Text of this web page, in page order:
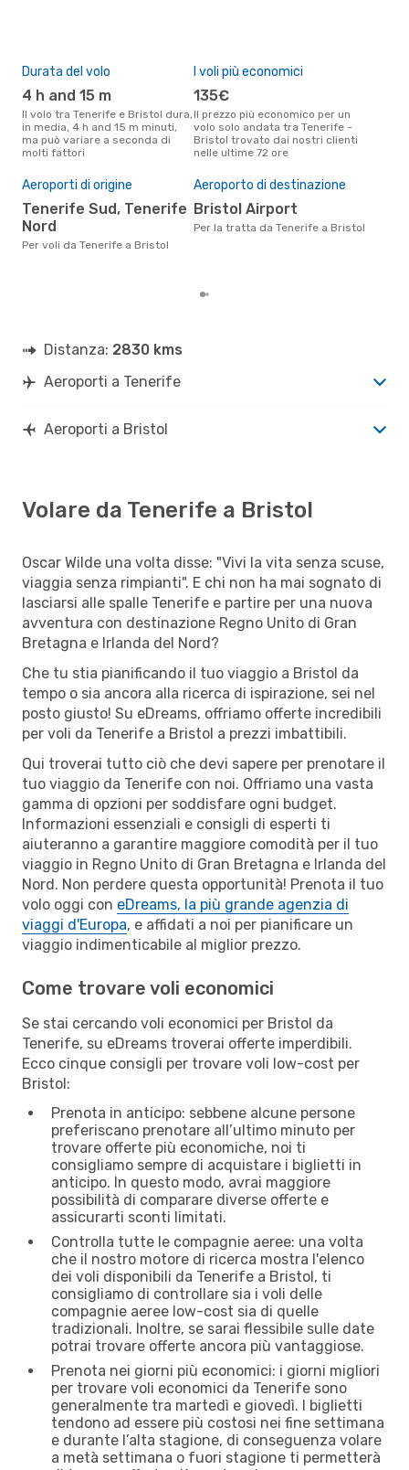
Durata del volo
4 h and 15 m
Il volo tra Tenerife e Bristol dura,
in media, 4 h and 15 m minuti,
ma può variare a seconda di
molti fattori
I voli più economici
135€
Il prezzo più economico per un
volo solo andata tra Tenerife -
Bristol trovato dai nostri clienti
nelle ultime 72 ore
Aeroporti di origine
Tenerife Sud, Tenerife
Nord
Per voli da Tenerife a Bristol
Aeroporto di destinazione
Bristol Airport
Per la tratta da Tenerife a Bristol
Distanza: 2830 kms
Aeroporti a Tenerife
Aeroporti a Bristol
Volare da Tenerife a Bristol
Oscar Wilde una volta disse: "Vivi la vita senza scuse,
viaggia senza rimpianti". E chi non ha mai sognato di
lasciarsi alle spalle Tenerife e partire per una nuova
avventura con destinazione Regno Unito di Gran
Bretagna e Irlanda del Nord?
Che tu stia pianificando il tuo viaggio a Bristol da
tempo o sia ancora alla ricerca di ispirazione, sei nel
posto giusto! Su eDreams, offriamo offerte incredibili
per voli da Tenerife a Bristol a prezzi imbattibili.
Qui troverai tutto ciò che devi sapere per prenotare il
tuo viaggio da Tenerife con noi. Offriamo una vasta
gamma di opzioni per soddisfare ogni budget.
Informazioni essenziali e consigli di esperti ti
aiuteranno a garantire maggiore comodità per il tuo
viaggio in Regno Unito di Gran Bretagna e Irlanda del
Nord. Non perdere questa opportunità! Prenota il tuo
volo oggi con eDreams, la più grande agenzia di
viaggi d'Europa, e affidati a noi per pianificare un
viaggio indimenticabile al miglior prezzo.
Come trovare voli economici
Se stai cercando voli economici per Bristol da
Tenerife, su eDreams troverai offerte imperdibili.
Ecco cinque consigli per trovare voli low-cost per
Bristol:
Prenota in anticipo: sebbene alcune persone
preferiscano prenotare all’ultimo minuto per
trovare offerte più economiche, noi ti
consigliamo sempre di acquistare i biglietti in
anticipo. In questo modo, avrai maggiore
possibilità di comparare diverse offerte e
assicurarti sconti limitati.
Controlla tutte le compagnie aeree: una volta
che il nostro motore di ricerca mostra l'elenco
dei voli disponibili da Tenerife a Bristol, ti
consigliamo di controllare sia i voli delle
compagnie aeree low-cost sia di quelle
tradizionali. Inoltre, se sarai flessibile sulle date
potrai trovare offerte ancora più vantaggiose.
Prenota nei giorni più economici: i giorni migliori
per trovare voli economici da Tenerife sono
generalmente tra martedì e giovedì. I biglietti
tendono ad essere più costosi nei fine settimana
e durante l’alta stagione, di conseguenza volare
a metà settimana o fuori stagione ti permetterà